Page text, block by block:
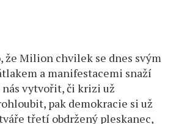
že Milion chvilek se dnes svým
a manifestacemi snaží
vytvořit, či krizi už
pak demokracie si už
třetí obdržený pleskanec,